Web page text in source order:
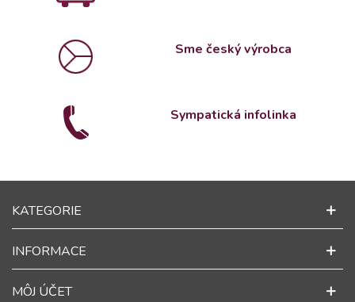
Sme český výrobca
Sympatická infolinka
KATEGORIE
INFORMACE
MÔJ ÚČET